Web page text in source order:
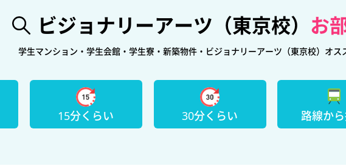
ビジョナリーアーツ（東京校） お
学生マンション・学生会館・学生寮・新築物件・ビジョナリーアーツ（東京校）オス
15分くらい 30分くらい 路線か